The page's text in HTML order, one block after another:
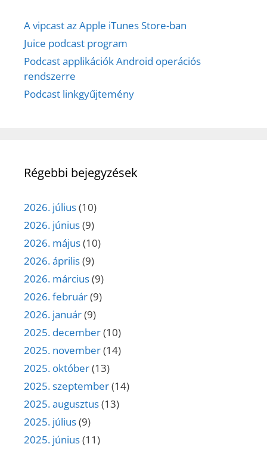
A vipcast az Apple iTunes Store-ban
Juice podcast program
Podcast applikációk Android operációs
rendszerre
Podcast linkgyűjtemény
Régebbi bejegyzések
2026. július(10)
2026. június(9)
2026. május(10)
2026. április(9)
2026. március(9)
2026. február(9)
2026. január(9)
2025. december(10)
2025. november(14)
2025. október(13)
2025. szeptember(14)
2025. augusztus(13)
2025. július(9)
2025. június(11)